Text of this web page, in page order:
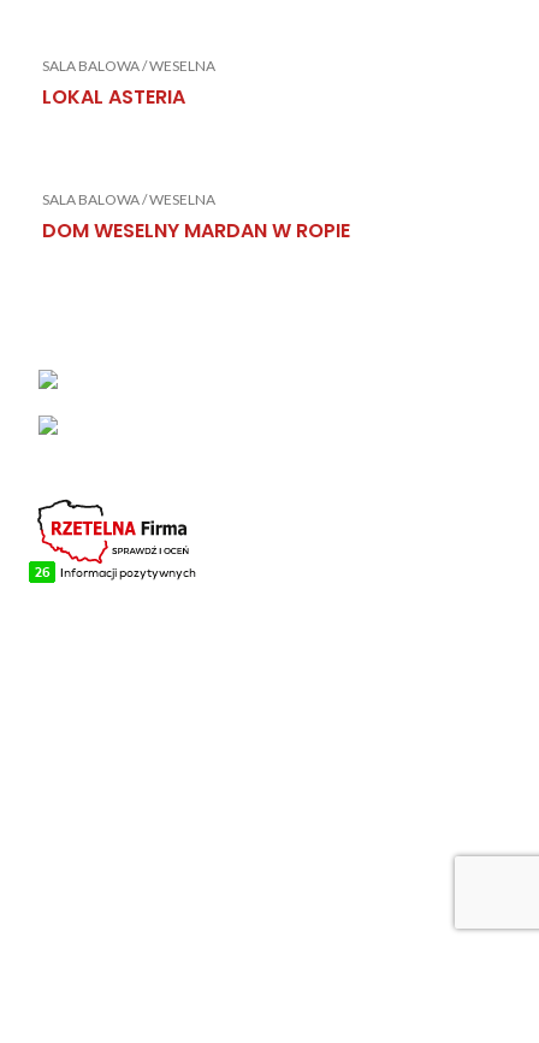
SALA BALOWA / WESELNA
LOKAL ASTERIA
SALA BALOWA / WESELNA
DOM WESELNY MARDAN W ROPIE